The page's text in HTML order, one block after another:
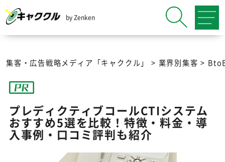
by Zenken
集客・広告戦略メディア「キャククル」 > 業界別集客 >
プレディクティブコールCTIシステム
おすすめ5選を比較！特徴・料金・導
入事例・口コミ評判も紹介